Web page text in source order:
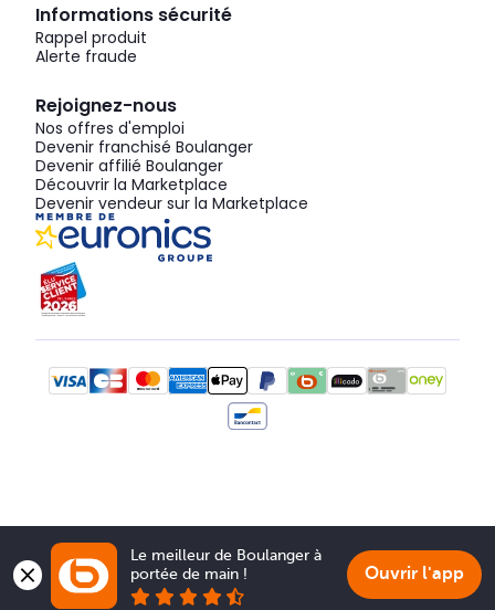
Informations sécurité
Rappel produit
Alerte fraude
Rejoignez-nous
Nos offres d'emploi
Devenir franchisé Boulanger
Devenir affilié Boulanger
Découvrir la Marketplace
Devenir vendeur sur la Marketplace
Le meilleur de Boulanger à
portée de main !
Ouvrir l'app